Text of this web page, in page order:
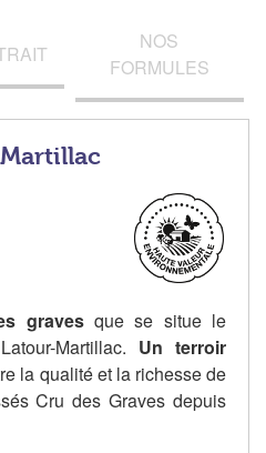
NOS
FORMULES
gravesque se situe le
Martillac. Un terroir
la qualité et la richesse de
Cru des Graves depuis